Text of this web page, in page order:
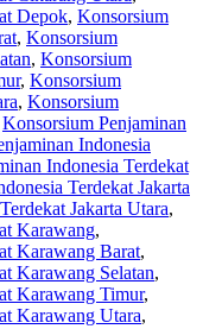
Depok, Konsorsium
, Konsorsium
, Konsorsium
, Konsorsium
, Konsorsium
Konsorsium Penjaminan
Indonesia
Indonesia Terdekat
Terdekat Jakarta
Jakarta Utara,
Karawang,
Karawang Barat,
Karawang Selatan,
Karawang Timur,
Karawang Utara,